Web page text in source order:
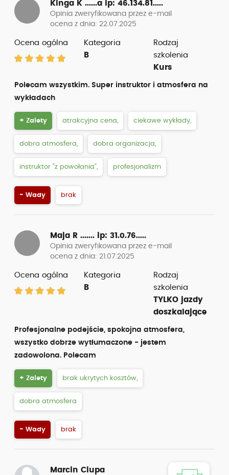
Kinga K ......a ip: 46.134.81.....
Opinia zweryfikowana przez e-mail
ocena z dnia: 22.07.2025
Ocena ogólna
Kategoria
B
Rodzaj
szkolenia
Kurs
Polecam wszystkim. Super instruktor i atmosfera na
wykładach
+ Zalety atrakcyjna cena, ciekawe wykłady,
dobra atmosfera, dobra organizacja,
instruktor “z powołania”, profesjonalizm
- Wady brak
Maja R ....... ip: 31.0.76.....
Opinia zweryfikowana przez e-mail
ocena z dnia: 21.07.2025
Ocena ogólna
Kategoria
B
Rodzaj
szkolenia
TYLKO jazdy
doszkalające
Profesjonalne podejście, spokojna atmosfera,
wszystko dobrze wytłumaczone - jestem
zadowolona. Polecam
+ Zalety brak ukrytych kosztów,
dobra atmosfera
- Wady brak
Marcin Ciupa